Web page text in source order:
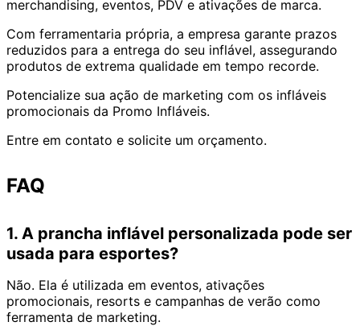
merchandising, eventos, PDV e ativações de marca.
Com ferramentaria própria, a empresa garante prazos
reduzidos para a entrega do seu inflável, assegurando
produtos de extrema qualidade em tempo recorde.
Potencialize sua ação de marketing com os infláveis
promocionais da Promo Infláveis.
Entre em contato e solicite um orçamento.
FAQ
1. A prancha inflável personalizada pode ser
usada para esportes?
Não. Ela é utilizada em eventos, ativações
promocionais, resorts e campanhas de verão como
ferramenta de marketing.